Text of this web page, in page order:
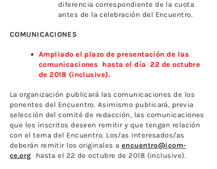
diferencia correspondiente de la cuota
antes de la celebración del Encuentro.
COMUNICACIONES
Ampliado el plazo de presentación de las
comunicaciones hasta el día 22 de octubre
de 2018 (inclusive).
La organización publicará las comunicaciones de los
ponentes del Encuentro. Asimismo publicará, previa
selección del comité de redacción, las comunicaciones
que los inscritos deseen remitir y que tengan relación
con el tema del Encuentro. Los/as interesados/as
deberán remitir los originales a encuentro@icom-
ce.org hasta el 22 de octubre de 2018 (inclusive).